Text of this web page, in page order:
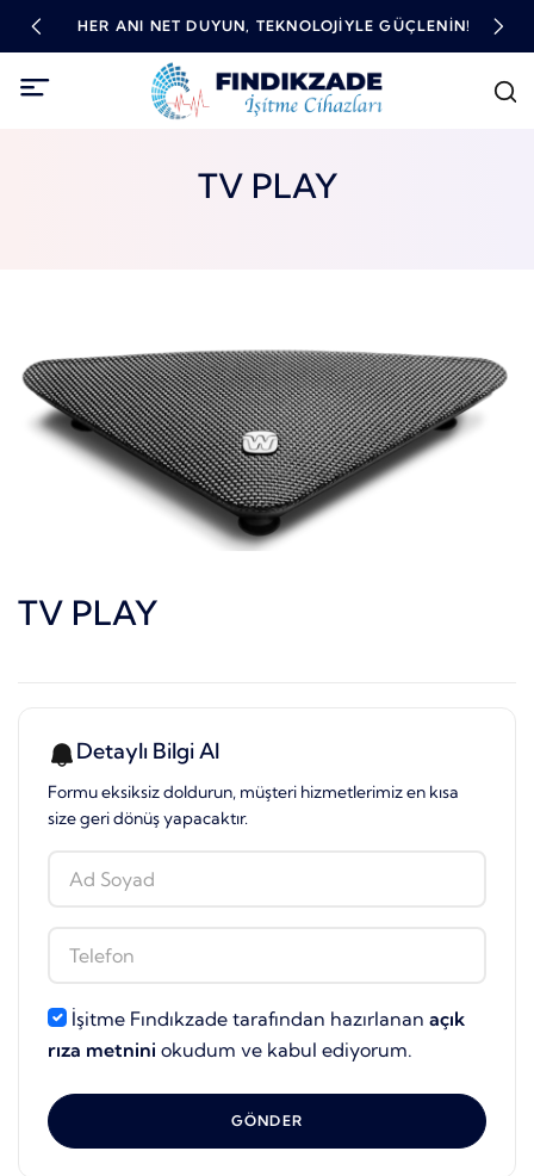
HER ANI NET DUYUN, TEKNOLOJIYLE GÜÇLENIN!
TV PLAY
TV PLAY
Detaylı Bilgi Al
Formu eksiksiz doldurun, müşteri hizmetlerimiz en kısa
size geri dönüş yapacaktır.
İşitme Fındıkzade tarafından hazırlanan açık
rıza metnini okudum ve kabul ediyorum.
GÖNDER